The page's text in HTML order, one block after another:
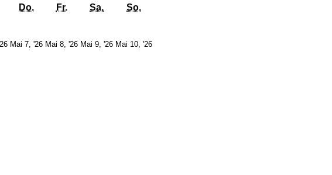
Mittwoch
Do. Donnerstag
Fr. FreitagSa. Samstag
So.
6.Mai 7, '267.Mai 8, '268.Mai 9, '269.Mai 10, '2610.